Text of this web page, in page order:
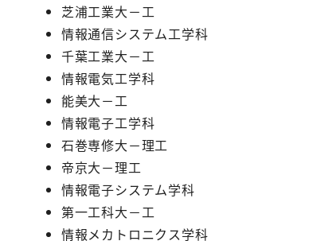
芝浦工業大－工
情報通信システム工学科
千葉工業大－工
情報電気工学科
能美大－工
情報電子工学科
石巻専修大－理工
帝京大－理工
情報電子システム学科
第一工科大－工
情報メカトロニクス学科